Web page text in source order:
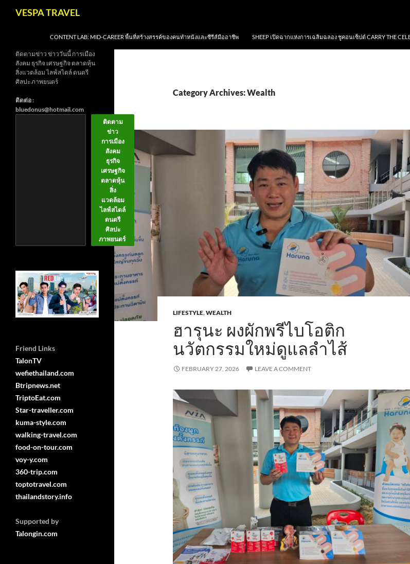
VESPA TRAVEL
CONTENT LAB: MID-CAREER พื้นที่สร้างสรรค์ของคนทำหนังและซีรีส์มืออาชีพ SHEEP เปิดฉากแห่งการเฉลิมฉลอง ชูคอนเซ็ปต์ CARRY THE
Category Archives: Wealth
LIFESTYLE,WEALTH
ฮารุนะ ผงผักพรีไบโอติก
นวัตกรรมใหม่ดูแลลำไส้
FEBRUARY 27, 2026 LEAVE A COMMENT
ติดตามข่าว ข่าววันนี้ การเมือง
สังคม ธุรกิจ เศรษฐกิจ ตลาดหุ้น
สิ่งแวดล้อม ไลฟ์สไตล์ ดนตรี
ศิลปะ ภาพยนตร์
ติดต่อ :
bluedonus@hotmail.com
ติดตาม
ข่าว
การเมือง
สังคม
ธุรกิจ
เศรษฐกิจ
ตลาดหุ้น
สิ่ง
แวดล้อม
ไลฟ์สไตล์
ดนตรี
ศิลปะ
ภาพยนตร์
Friend Links
TalonTV
wefiethailand.com
Btripnews.net
TriptoEat.com
Star-traveller.com
kuma-style.com
walking-travel.com
food-on-tour.com
voy-y.com
360-trip.com
toptotravel.com
thailandstory.info
Supported by
Talongin.com